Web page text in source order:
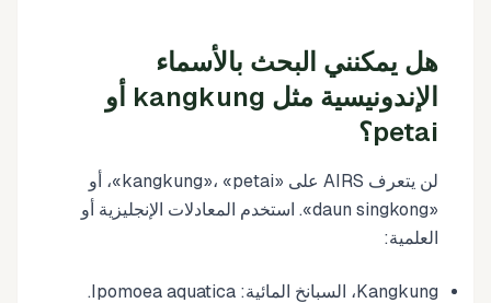
هل يمكنني البحث بالأسماء
الإندونيسية مثل kangkung أو
petai؟
لن يتعرف AIRS على «kangkung»، «petai»، أو
«daun singkong». استخدم المعادلات الإنجليزية أو
العلمية:
Kangkung، السبانخ المائية: Ipomoea aquatica.